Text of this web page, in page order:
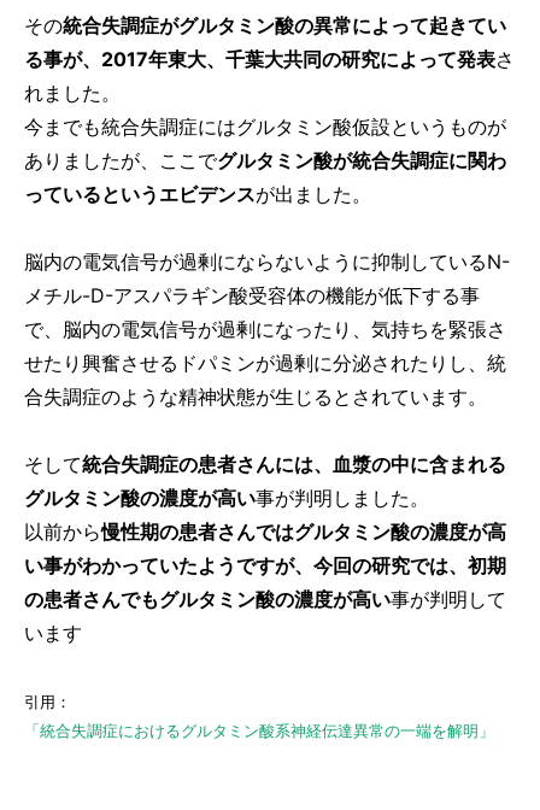
その統合失調症がグルタミン酸の異常によって起きてい
る事が、2017年東大、千葉大共同の研究によって発表さ
れました。
今までも統合失調症にはグルタミン酸仮設というものが
ありましたが、ここでグルタミン酸が統合失調症に関わ
っているというエビデンスが出ました。
脳内の電気信号が過剰にならないように抑制しているN-
メチル-D-アスパラギン酸受容体の機能が低下する事
で、脳内の電気信号が過剰になったり、気持ちを緊張さ
せたり興奮させるドパミンが過剰に分泌されたりし、統
合失調症のような精神状態が生じるとされています。
そして統合失調症の患者さんには、血漿の中に含まれる
グルタミン酸の濃度が高い事が判明しました。
以前から慢性期の患者さんではグルタミン酸の濃度が高
い事がわかっていたようですが、今回の研究では、初期
の患者さんでもグルタミン酸の濃度が高い事が判明して
います
引用：
「統合失調症におけるグルタミン酸系神経伝達異常の一端を解明」